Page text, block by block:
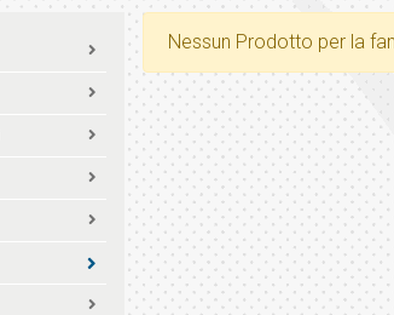
Nessun Prodotto per la